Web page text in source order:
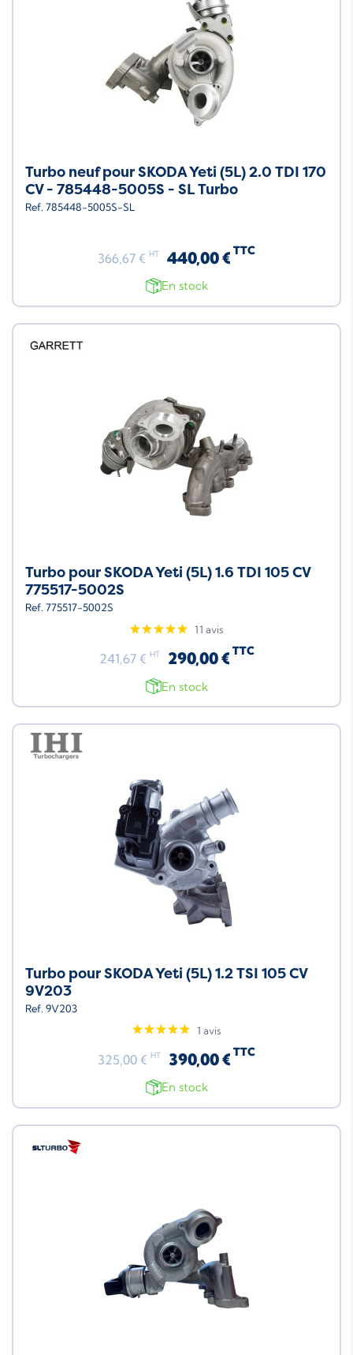
Turbo neuf pour SKODA Yeti (5L) 2.0 TDI 170
CV - 785448-5005S - SL Turbo
Ref. 785448-5005S-SL
366,67 € HT 440,00 € TTC
En stock
Turbo pour SKODA Yeti (5L) 1.6 TDI 105 CV
775517-5002S
Ref. 775517-5002S
11 avis
241,67 € HT 290,00 € TTC
En stock
Turbo pour SKODA Yeti (5L) 1.2 TSI 105 CV
9V203
Ref. 9V203
1 avis
325,00 € HT 390,00 € TTC
En stock